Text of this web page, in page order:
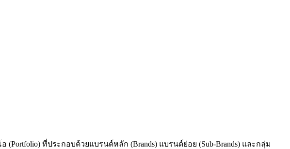
ที่ประกอบด้วยแบรนด์หลัก (Brands) แบรนด์ย่อย (Sub-Brands) และกลุ่ม